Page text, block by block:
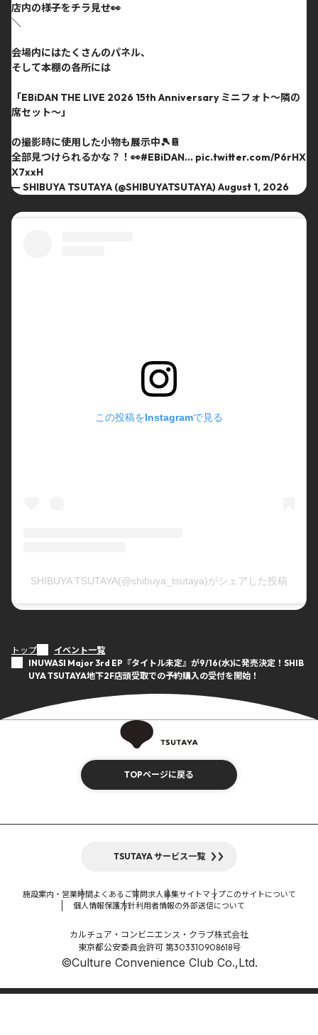
トップ
イベント一覧
INUWASI Major 3rd EP『タイトル未定』が9/16(水)に発売決定！SHIB
UYA TSUTAYA地下2F店頭受取での予約購入の受付を開始！
店内の様子をチラ見せ👀
＼
会場内にはたくさんのパネル、
そして本棚の各所には
「EBiDAN THE LIVE 2026 15th Anniversary ミニフォト〜隣の
席セット〜」
の撮影時に使用した小物も展示中🎾📔
全部見つけられるかな？！👀#EBiDAN… pic.twitter.com/P6rHX
X7xxH
— SHIBUYA TSUTAYA (@SHIBUYATSUTAYA)August 1, 2026
この投稿をInstagramで見る
SHIBUYA TSUTAYA(@shibuya_tsutaya)がシェアした投稿
TOPページに戻る
TSUTAYA サービス一覧
施設案内・営業時間よくあるご質問求人募集サイトマップこのサイトについて
個人情報保護方針利用者情報の外部送信について
カルチュア・コンビニエンス・クラブ株式会社
東京都公安委員会許可 第303310908618号
©Culture Convenience Club Co.,Ltd.